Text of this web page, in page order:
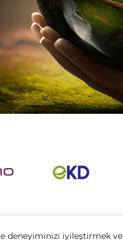
deneyiminizi iyileştirmek ve